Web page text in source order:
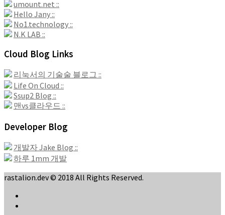
umount.net ::
Hello Jany ::
No1.technology ::
N.K LAB ::
Cloud Blog Links
리눅서의 기술술 블로그 ::
Life On Cloud ::
Ssup2 Blog ::
맨vs클라우드 ::
Developer Blog
개발자 Jake Blog ::
하루 1mm 개발
rastalion.dev © 2018 All Rights Reserved.